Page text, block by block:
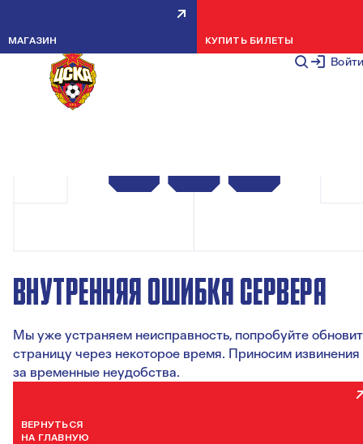
Войти
МАГАЗИН КУПИТЬ БИЛЕТЫ
ВНУТРЕННЯЯ ОШИБКА СЕРВЕРА
Мы уже устраняем неисправность, попробуйте
страницу через некоторое время. Приносим извинения
за временные неудобства.
ВЕРНУТЬСЯ
НА ГЛАВНУЮ